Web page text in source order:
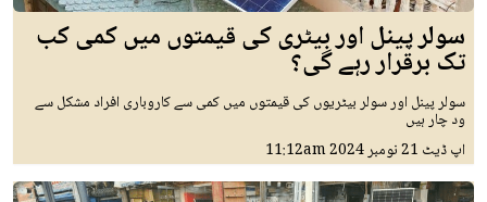
سولر پینل اور بیٹری کی قیمتوں میں کمی کب
تک برقرار رہے گی؟
سولر پینل اور سولر بیٹریوں کی قیمتوں میں کمی سے کاروباری افراد مشکل سے
ود چار ہیں
اپ ڈیٹ 21 نومبر 2024 11:12am